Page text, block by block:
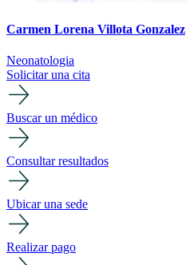
Carmen Lorena Villota Gonzalez
Neonatologia
Solicitar una cita
Buscar un médico
Consultar resultados
Ubicar una sede
Realizar pago